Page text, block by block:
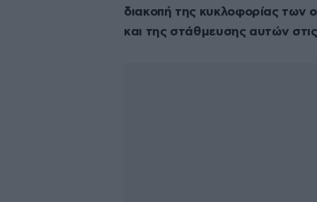
διακοπή της κυκλοφορίας των
και της στάθμευσης αυτών